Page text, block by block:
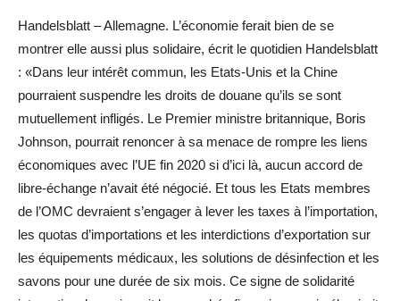
Handelsblatt – Allemagne. L’économie ferait bien de se
montrer elle aussi plus solidaire, écrit le quotidien Handelsblatt
: «Dans leur intérêt commun, les Etats-Unis et la Chine
pourraient suspendre les droits de douane qu’ils se sont
mutuellement infligés. Le Premier ministre britannique, Boris
Johnson, pourrait renoncer à sa menace de rompre les liens
économiques avec l’UE fin 2020 si d’ici là, aucun accord de
libre-échange n’avait été négocié. Et tous les Etats membres
de l’OMC devraient s’engager à lever les taxes à l’importation,
les quotas d’importations et les interdictions d’exportation sur
les équipements médicaux, les solutions de désinfection et les
savons pour une durée de six mois. Ce signe de solidarité